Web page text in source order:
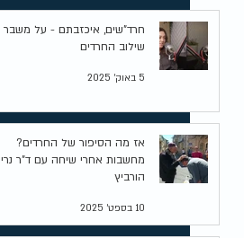
חרד"שים, איכזבתם - על משבר
שילוב החרדים
5 באוק׳ 2025
אז מה הסיפור של החרדים?
מחשבות אחרי שיחה עם ד"ר נרי
הורביץ
10 בספט׳ 2025